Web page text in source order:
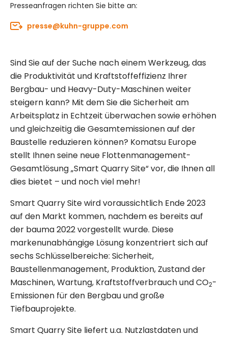
Presseanfragen richten Sie bitte an:
presse@kuhn-gruppe.com
Sind Sie auf der Suche nach einem Werkzeug, das
die Produktivität und Kraftstoffeffizienz Ihrer
Bergbau- und Heavy-Duty-Maschinen weiter
steigern kann? Mit dem Sie die Sicherheit am
Arbeitsplatz in Echtzeit überwachen sowie erhöhen
und gleichzeitig die Gesamtemissionen auf der
Baustelle reduzieren können? Komatsu Europe
stellt Ihnen seine neue Flottenmanagement-
Gesamtlösung „Smart Quarry Site“ vor, die Ihnen all
dies bietet – und noch viel mehr!
Smart Quarry Site wird voraussichtlich Ende 2023
auf den Markt kommen, nachdem es bereits auf
der bauma 2022 vorgestellt wurde. Diese
markenunabhängige Lösung konzentriert sich auf
sechs Schlüsselbereiche: Sicherheit,
Baustellenmanagement, Produktion, Zustand der
Maschinen, Wartung, Kraftstoffverbrauch und CO2-
Emissionen für den Bergbau und große
Tiefbauprojekte.
Smart Quarry Site liefert u.a. Nutzlastdaten und